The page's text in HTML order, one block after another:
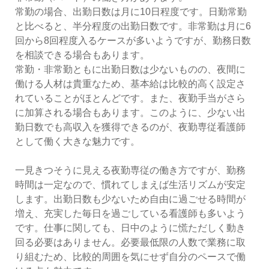
常勤の場合、出勤日数は月に10日程度です。日勤常勤
と比べると、半分程度の出勤日数です。非常勤は月に6
回から8回程度入るケースが多いようですが、勤務日数
を相談できる場合もあります。
常勤・非常勤ともに出勤日数は少ないものの、夜間に
働ける人材は貴重なため、基本給は比較的高く設定さ
れていることがほとんどです。また、夜勤手当がさら
に加算される場合もあります。このように、少ない出
勤日数でも高収入を獲得できるのが、夜勤専従看護師
として働く大きな魅力です。
一見きつそうに見える夜勤専従の働き方ですが、勤務
時間は一定なので、慣れてしまえば生活リズムが安定
します。出勤日数も少ないため自由に過ごせる時間が
増え、充実した毎日を過ごしている看護師も多いよう
です。仕事に関しても、日中のように慌ただしく動き
回る必要はありません。必要最低限の人数で業務に取
り組むため、比較的周囲を気にせず自分のペースで働